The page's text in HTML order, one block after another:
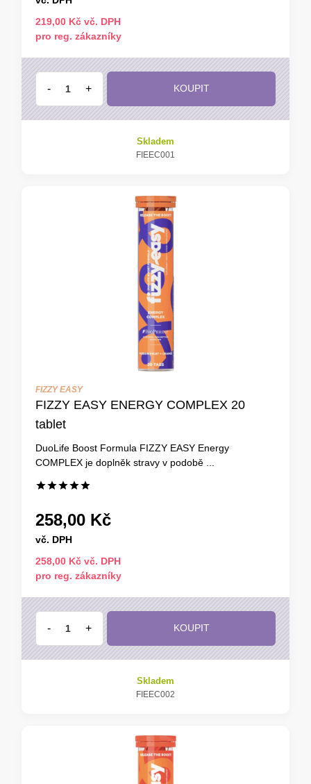
219,00 Kč vč. DPH
pro reg. zákazníky
- + KOUPIT
Skladem
FIEEC001
FIZZY EASY
FIZZY EASY ENERGY COMPLEX 20
tablet
DuoLife Boost Formula FIZZY EASY Energy
COMPLEX je doplněk stravy v podobě ...
258,00 Kč
vč. DPH
258,00 Kč vč. DPH
pro reg. zákazníky
- + KOUPIT
Skladem
FIEEC002